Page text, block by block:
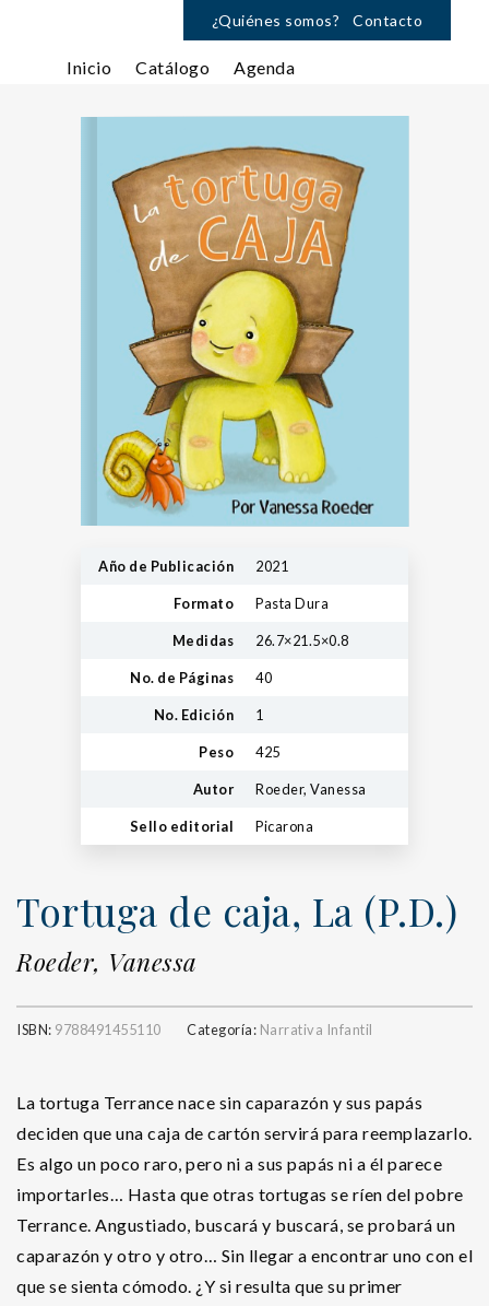
¿Quiénes somos? Contacto
Inicio Catálogo Agenda
Año de Publicación 2021
Formato Pasta Dura
Medidas 26.7×21.5×0.8
No. de Páginas 40
No. Edición 1
Peso 425
Autor Roeder, Vanessa
Sello editorial Picarona
Tortuga de caja, La (P.D.)
Roeder, Vanessa
ISBN: 9788491455110 Categoría: Narrativa Infantil
La tortuga Terrance nace sin caparazón y sus papás
deciden que una caja de cartón servirá para reemplazarlo.
Es algo un poco raro, pero ni a sus papás ni a él parece
importarles… Hasta que otras tortugas se ríen del pobre
Terrance. Angustiado, buscará y buscará, se probará un
caparazón y otro y otro… Sin llegar a encontrar uno con el
que se sienta cómodo. ¿Y si resulta que su primer